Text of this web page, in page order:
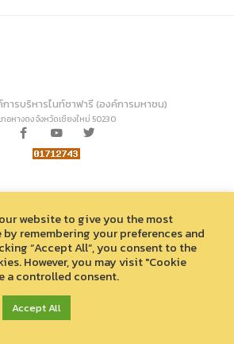
รบริหารไนท์ซาฟารี (องค์การมหาชน)
อหางดง จังหวัดเชียงใหม่ 50230
website to give you the most
remembering your preferences and
“Accept All”, you consent to the
However, you may visit "Cookie
a controlled consent.
Accept All